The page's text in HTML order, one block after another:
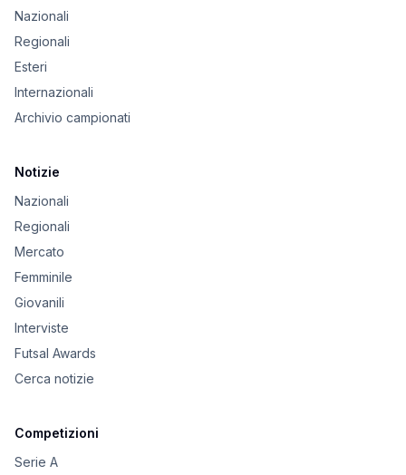
Nazionali
Regionali
Esteri
Internazionali
Archivio campionati
Notizie
Nazionali
Regionali
Mercato
Femminile
Giovanili
Interviste
Futsal Awards
Cerca notizie
Competizioni
Serie A